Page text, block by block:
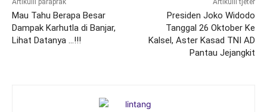
Artikulli paraprak
Mau Tahu Berapa Besar
Dampak Karhutla di Banjar,
Lihat Datanya …!!!
Artikulli tjetër
Presiden Joko Widodo
Tanggal 26 Oktober Ke
Kalsel, Aster Kasad TNI AD
Pantau Jejangkit